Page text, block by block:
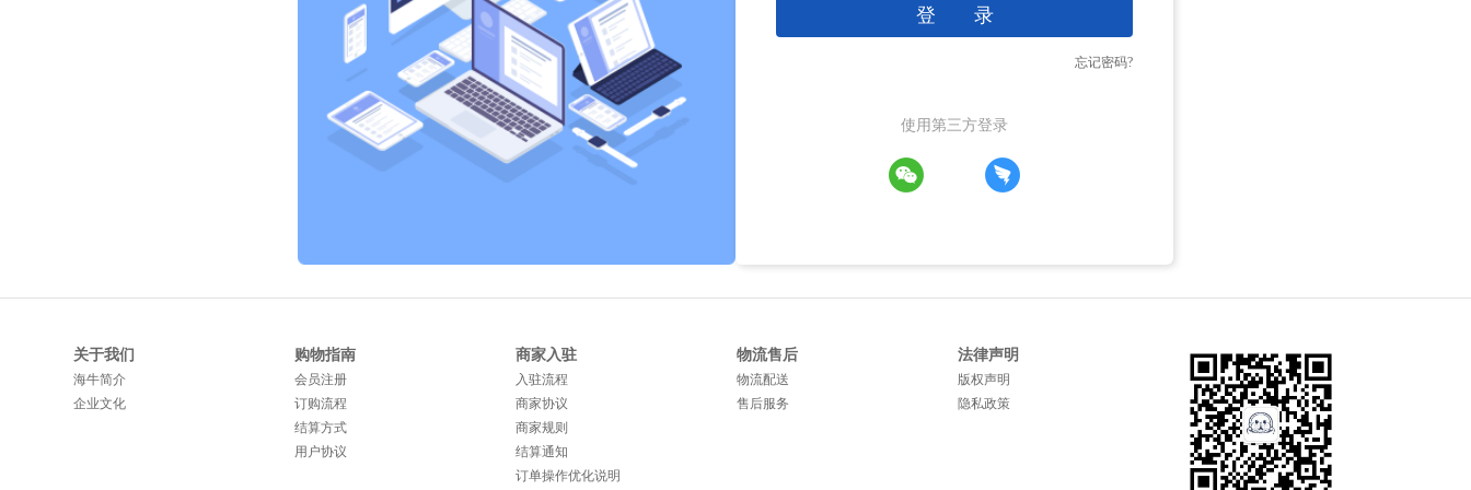
登 录
忘记密码?
使用第三方登录
关于我们
海牛简介
企业文化
购物指南
会员注册
订购流程
结算方式
用户协议
商家入驻
入驻流程
商家协议
商家规则
结算通知
订单操作优化说明
物流售后
物流配送
售后服务
法律声明
版权声明
隐私政策